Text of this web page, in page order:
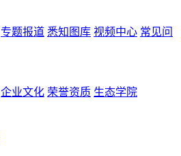
专题报道 悉知图库 视频中心 常见问
企业文化 荣誉资质 生态学院